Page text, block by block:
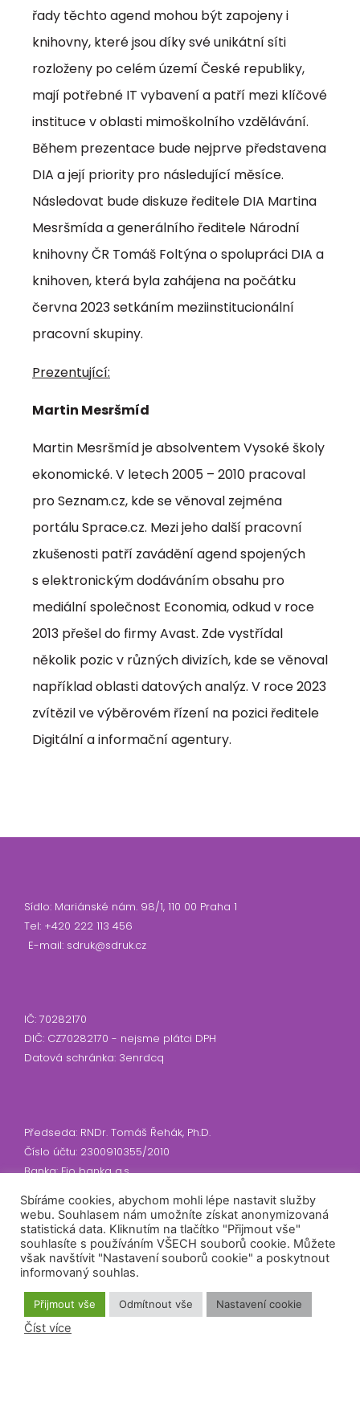
řady těchto agend mohou být zapojeny i
knihovny, které jsou díky své unikátní síti
rozloženy po celém území České republiky,
mají potřebné IT vybavení a patří mezi klíčové
instituce v oblasti mimoškolního vzdělávání.
Během prezentace bude nejprve představena
DIA a její priority pro následující měsíce.
Následovat bude diskuze ředitele DIA Martina
Mesršmída a generálního ředitele Národní
knihovny ČR Tomáš Foltýna o spolupráci DIA a
knihoven, která byla zahájena na počátku
června 2023 setkáním meziinstitucionální
pracovní skupiny.
Prezentující:
Martin Mesršmíd
Martin Mesršmíd je absolventem Vysoké školy
ekonomické. V letech 2005 – 2010 pracoval
pro Seznam.cz, kde se věnoval zejména
portálu Sprace.cz. Mezi jeho další pracovní
zkušenosti patří zavádění agend spojených
s elektronickým dodáváním obsahu pro
mediální společnost Economia, odkud v roce
2013 přešel do firmy Avast. Zde vystřídal
několik pozic v různých divizích, kde se věnoval
například oblasti datových analýz. V roce 2023
zvítězil ve výběrovém řízení na pozici ředitele
Digitální a informační agentury.
Sídlo: Mariánské nám. 98/1, 110 00 Praha 1
Tel: +420 222 113 456
E-mail: sdruk@sdruk.cz
IČ: 70282170
DIČ: CZ70282170 - nejsme plátci DPH
Datová schránka: 3enrdcq
Předseda: RNDr. Tomáš Řehák, Ph.D.
Číslo účtu: 2300910355/2010
Banka: Fio banka a.s.
Přihlášení odběru
Souhlasím se zasíláním newsletteru
Sbíráme cookies, abychom mohli lépe nastavit služby
webu. Souhlasem nám umožníte získat anonymizovaná
statistická data. Kliknutím na tlačítko "Přijmout vše"
souhlasíte s používáním VŠECH souborů cookie. Můžete
však navštívit "Nastavení souborů cookie" a poskytnout
informovaný souhlas.
Přijmout vše Odmítnout vše Nastavení cookie
Číst více